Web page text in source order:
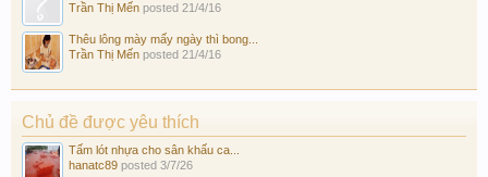
Trần Thị Mến posted 21/4/16
Thêu lông mày mấy ngày thì bong...
Trần Thị Mến posted 21/4/16
Chủ đề được yêu thích
Tấm lót nhựa cho sân khấu ca...
hanatc89 posted 3/7/26